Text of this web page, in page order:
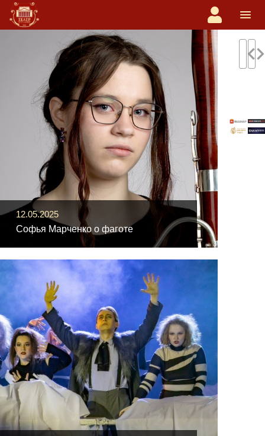
12.05.2025
Софья Марченко о фаготе
navigate_before